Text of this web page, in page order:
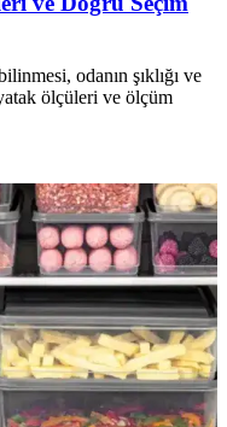
odanın şıklığı ve
ölçüleri ve ölçüm